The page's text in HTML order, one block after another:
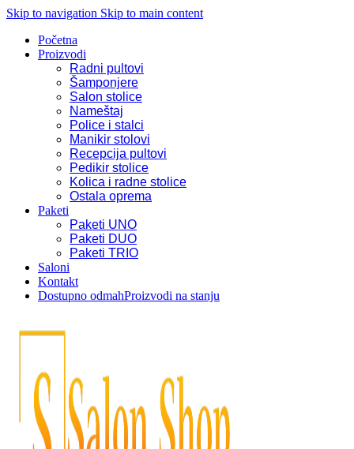
Skip to navigation Skip to main content
Početna
Proizvodi
Radni pultovi
Šamponjere
Salon stolice
Nameštaj
Police i stalci
Manikir stolovi
Recepcija pultovi
Pedikir stolice
Kolica i radne stolice
Ostala oprema
Paketi
Paketi UNO
Paketi DUO
Paketi TRIO
Saloni
Kontakt
Dostupno odmahProizvodi na stanju